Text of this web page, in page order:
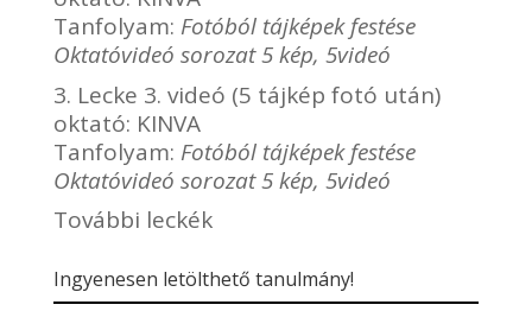
Tanfolyam: Fotóból tájképek festése
Oktatóvideó sorozat 5 kép, 5videó
3. Lecke 3. videó (5 tájkép fotó után)
oktató: KINVA
Tanfolyam: Fotóból tájképek festése
Oktatóvideó sorozat 5 kép, 5videó
További leckék
Ingyenesen letölthető tanulmány!